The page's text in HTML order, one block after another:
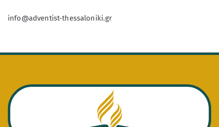
info@adventist-thessaloniki.gr